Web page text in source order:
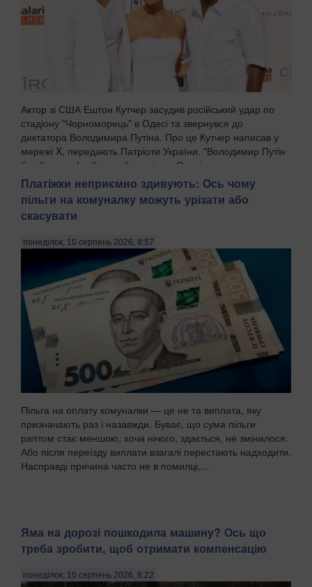
Актор зі США Ештон Кутчер засудив російський удар по
стадіону "Чорноморець" в Одесі та звернувся до
диктатора Володимира Путіна. Про це Кутчер написав у
мережі X, передають Патріоти України. "Володимир Путін
бомбардує футбольний стадіон в Одесі, що пок...
Платіжки неприємно здивують: Ось чому
пільги на комуналку можуть урізати або
скасувати
понеділок, 10 серпень 2026, 8:57
Пільга на оплату комуналки — це не та виплата, яку
призначають раз і назавжди. Буває, що сума пільги
раптом стає меншою, хоча нічого, здається, не змінилося.
Або після переїзду виплати взагалі перестають надходити.
Насправді причина часто не в помилці,...
Яма на дорозі пошкодила машину? Ось що
треба зробити, щоб отримати компенсацію
понеділок, 10 серпень 2026, 8:22